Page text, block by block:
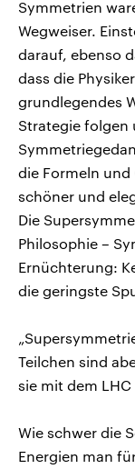
Symmetrien
Wegweiser.
darauf, ebenso
dass die
grundlegendes
Strategie folgen
die Formeln und
schöner und
Die
Philosophie –
Ernüchterung:
die geringste
Teilchen sind
sie mit dem
Wie schwer die
Energien man